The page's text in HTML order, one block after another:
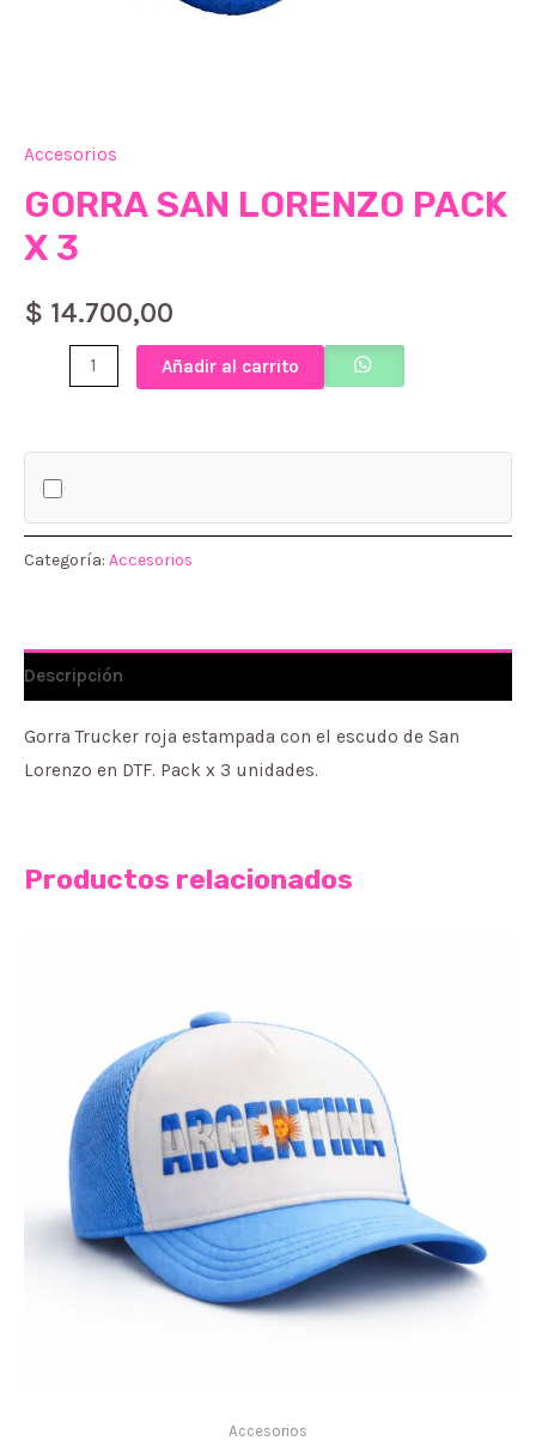
Accesorios
GORRA SAN LORENZO PACK
X 3
$ 14.700,00
PACK
3
cantidad
Añadir al carrito
Categoría: Accesorios
Descripción
Gorra Trucker roja estampada con el escudo de San
Lorenzo en DTF. Pack x 3 unidades.
Productos relacionados
Accesorios